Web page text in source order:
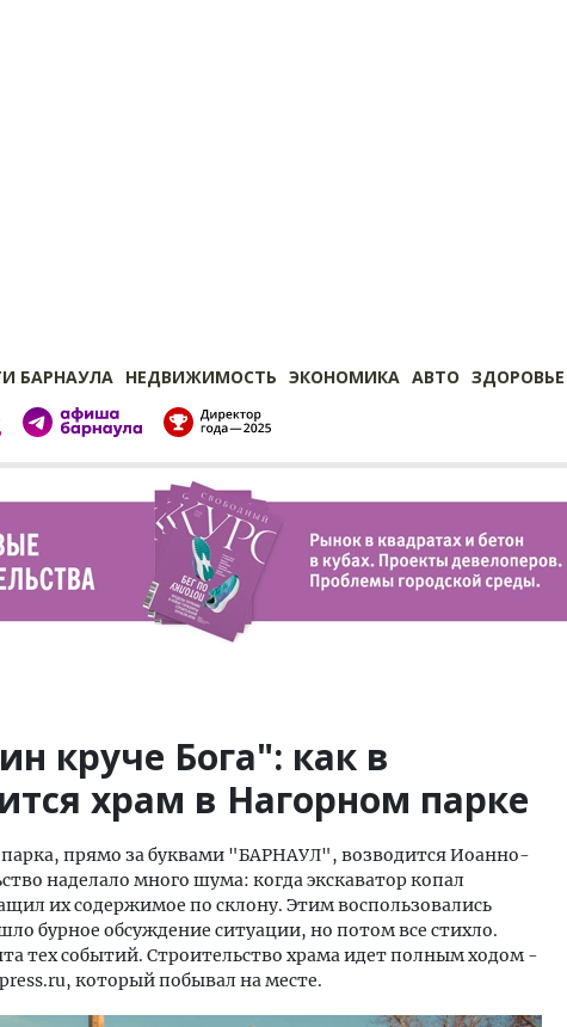
БАРНАУЛА НЕДВИЖИМОСТЬ ЭКОНОМИКА АВТО ЗДОРОВЬЕ
круче Бога": как в
храм в Нагорном парке
прямо за буквами "БАРНАУЛ", возводится Иоанно-
наделало много шума: когда экскаватор копал
их содержимое по склону. Этим воспользовались
бурное обсуждение ситуации, но потом все стихло.
тех событий. Строительство храма идет полным ходом -
который побывал на месте.